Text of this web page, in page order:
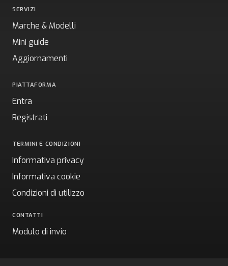
SERVIZI
Marche & Modelli
Mini guide
Aggiornamenti
PIATTAFORMA
Entra
Registrati
TERMINI E CONDIZIONI
Informativa privacy
Informativa cookie
Condizioni di utilizzo
CONTATTI
Modulo di invio